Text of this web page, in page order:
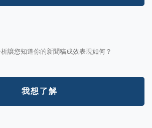
讓您知道你的新聞稿成效表現如何？
我想了解